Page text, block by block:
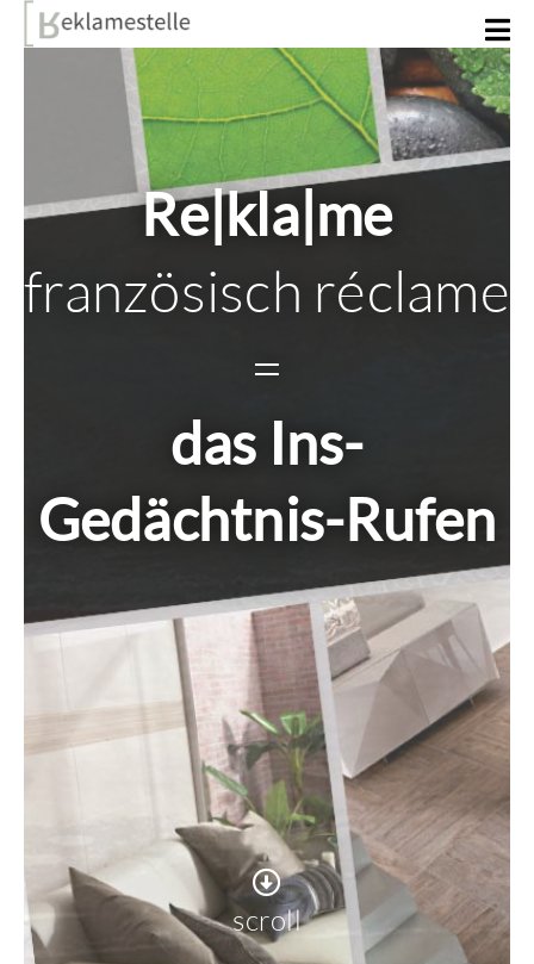
Re|kla|me
französisch réclame
=
das Ins-
Gedächtnis-Rufen
scroll